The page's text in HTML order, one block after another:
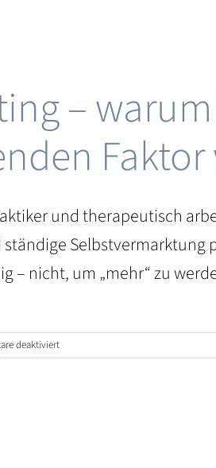
–
und therapeutisch
Selbstvermarktung
– nicht, um „mehr“ zu
deaktiviertfür
Emotional-